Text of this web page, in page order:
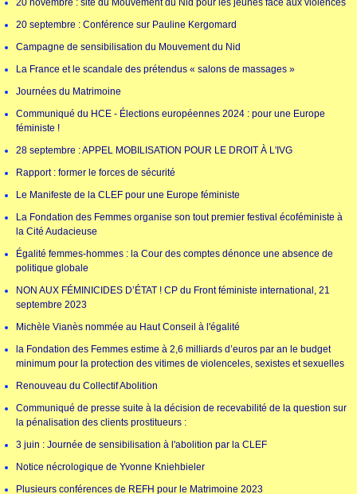
20 novembre : site du Mouvement du Nid pour les jeunes face aux violences
20 septembre : Conférence sur Pauline Kergomard
Campagne de sensibilisation du Mouvement du Nid
La France et le scandale des prétendus « salons de massages »
Journées du Matrimoine
Communiqué du HCE - Élections européennes 2024 : pour une Europe
féministe !
28 septembre : APPEL MOBILISATION POUR LE DROIT À L'IVG
Rapport : former le forces de sécurité
Le Manifeste de la CLEF pour une Europe féministe
La Fondation des Femmes organise son tout premier festival écoféministe à
la Cité Audacieuse
Égalité femmes-hommes : la Cour des comptes dénonce une absence de
politique globale
NON AUX FÉMINICIDES D’ÉTAT ! CP du Front féministe international, 21
septembre 2023
Michèle Vianès nommée au Haut Conseil à l'égalité
la Fondation des Femmes estime à 2,6 milliards d’euros par an le budget
minimum pour la protection des vitimes de violenceles, sexistes et sexuelles
Renouveau du Collectif Abolition
Communiqué de presse suite à la décision de recevabilité de la question sur
la pénalisation des clients prostitueurs :
3 juin : Journée de sensibilisation à l'abolition par la CLEF
Notice nécrologique de Yvonne Kniehbieler
Plusieurs conférences de REFH pour le Matrimoine 2023